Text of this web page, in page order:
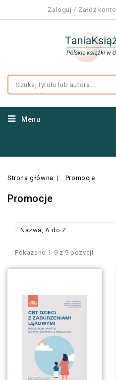
Zaloguj Załóż konto
Menu
Strona główna Promocje
Promocje
Nazwa, A do Z
Pokazano 1-9 z 9 pozycji